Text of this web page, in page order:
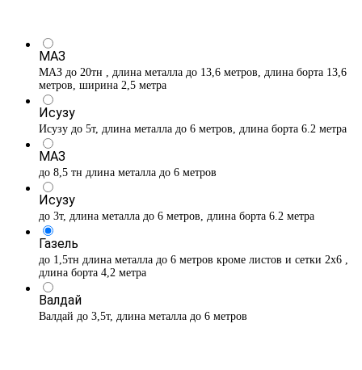
МАЗ
МАЗ до 20тн , длина металла до 13,6 метров, длина борта 13,6
метров, ширина 2,5 метра
Исузу
Исузу до 5т, длина металла до 6 метров, длина борта 6.2 метра
МАЗ
до 8,5 тн длина металла до 6 метров
Исузу
до 3т, длина металла до 6 метров, длина борта 6.2 метра
Газель
до 1,5тн длина металла до 6 метров кроме листов и сетки 2х6 ,
длина борта 4,2 метра
Валдай
Валдай до 3,5т, длина металла до 6 метров